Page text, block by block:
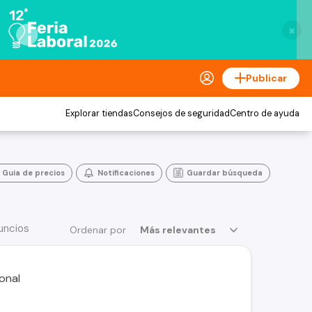
×
Publicar
Explorar tiendasConsejos de seguridadCentro de ayuda
Guia de precios Notificaciones Guardar búsqueda
Ordenar por Más relevantes